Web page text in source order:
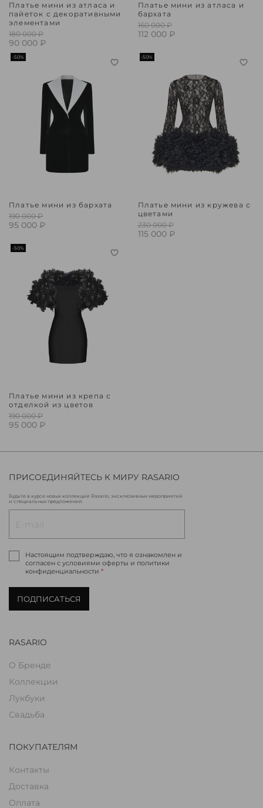
Платье мини из атласа и
пайеток с декоративными
элементами
180 000 ₽
90 000 ₽
Платье мини из атласа и
бархата
160 000 ₽
112 000 ₽
-50%
Платье мини из бархата
190 000 ₽
95 000 ₽
-50%
Платье мини из кружева с
цветами
230 000 ₽
115 000 ₽
-50%
Платье мини из крепа с
отделкой из цветов
190 000 ₽
95 000 ₽
RASARIO
О Бренде
Коллекции
Лукбуки
Свадьба
ПОКУПАТЕЛЯМ
Контакты
Доставка
Оплата
ПРИСОЕДИНЯЙТЕСЬ К МИРУ RASARIO
Будьте в курсе новых коллекций Rasario, эксклюзивных мероприятий
и специальных предложений.
Настоящим подтверждаю, что я ознакомлен и
согласен с условиями оферты и политики
конфиденциальности *
ПОДПИСАТЬСЯ